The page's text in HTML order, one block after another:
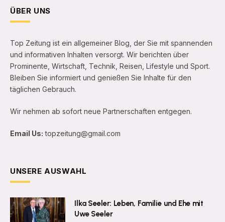
ÜBER UNS
Top Zeitung ist ein allgemeiner Blog, der Sie mit spannenden
und informativen Inhalten versorgt. Wir berichten über
Prominente, Wirtschaft, Technik, Reisen, Lifestyle und Sport.
Bleiben Sie informiert und genießen Sie Inhalte für den
täglichen Gebrauch.
Wir nehmen ab sofort neue Partnerschaften entgegen.
Email Us: topzeitung@gmail.com
UNSERE AUSWAHL
Ilka Seeler: Leben, Familie und Ehe mit
Uwe Seeler